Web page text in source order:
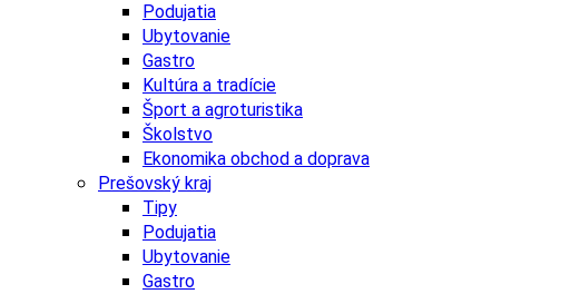
Podujatia
Ubytovanie
Gastro
Kultúra a tradície
Šport a agroturistika
Školstvo
Ekonomika obchod a doprava
Prešovský kraj
Tipy
Podujatia
Ubytovanie
Gastro